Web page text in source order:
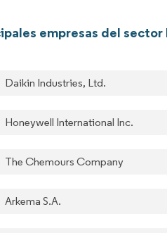
empresas del
Daikin Industries, Ltd.
Honeywell International Inc.
The Chemours Company
Arkema S.A.